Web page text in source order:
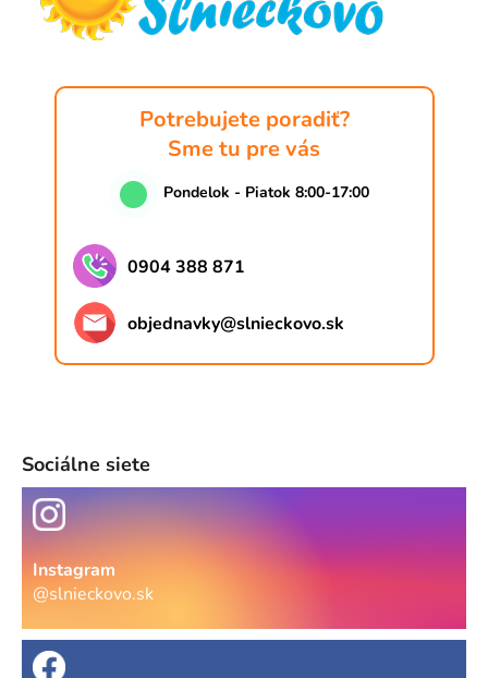
Potrebujete poradiť?
Sme tu pre vás
Pondelok - Piatok 8:00-17:00
0904 388 871
objednavky@slnieckovo.sk
Sociálne siete
Instagram
@slnieckovo.sk